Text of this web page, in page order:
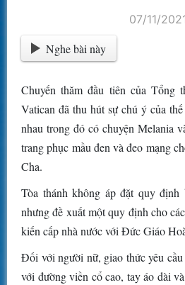
07/11/
Nghe bài này
Chuyến thăm đầu tiên của Tổng
Vatican đã thu hút sự chú ý của
nhau trong đó có chuyện Melania
trang phục mầu đen và đeo mạng
Cha.
Tòa thánh không áp đặt quy định
nhưng đề xuất một quy định cho
kiến cấp nhà nước với Đức Giáo
Đối với người nữ, giao thức yêu
với đường viền cổ cao, tay áo dài